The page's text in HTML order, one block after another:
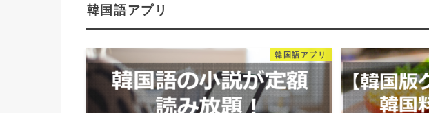
韓国語アプリ
韓国語アプリ